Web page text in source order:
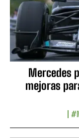
Mercedes
mejoras